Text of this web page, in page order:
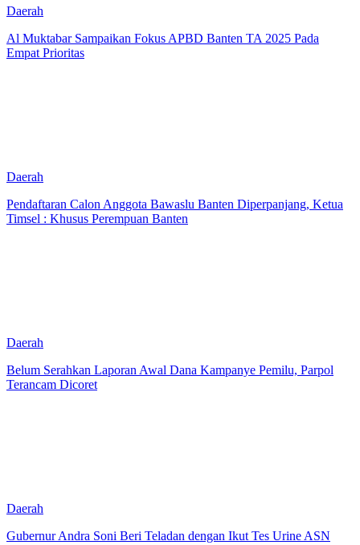
Daerah
Al Muktabar Sampaikan Fokus APBD Banten TA 2025 Pada
Empat Prioritas
Daerah
Pendaftaran Calon Anggota Bawaslu Banten Diperpanjang, Ketua
Timsel : Khusus Perempuan Banten
Daerah
Belum Serahkan Laporan Awal Dana Kampanye Pemilu, Parpol
Terancam Dicoret
Daerah
Gubernur Andra Soni Beri Teladan dengan Ikut Tes Urine ASN